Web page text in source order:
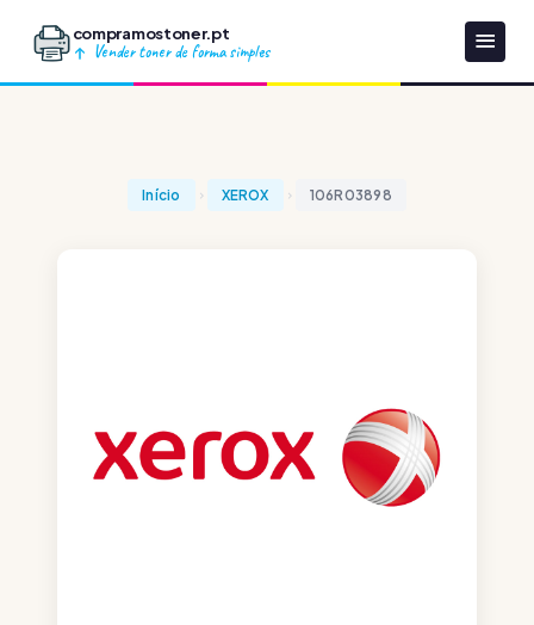
compramostoner.pt
Vender toner de forma simples
Início XEROX 106R03898